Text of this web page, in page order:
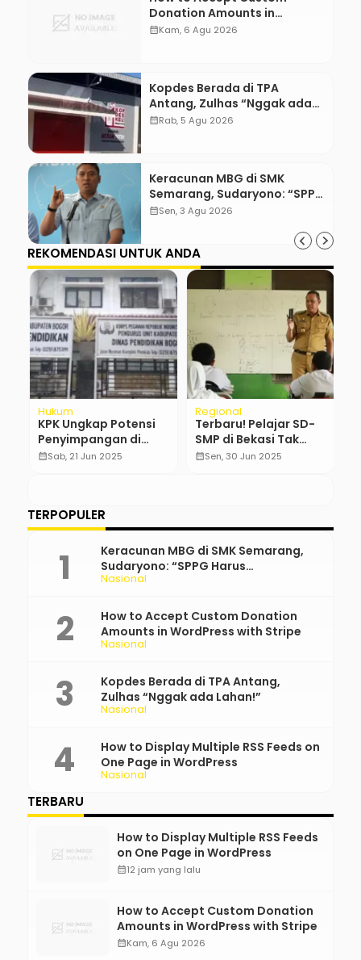
Donation Amounts in
WordPress with Stripe
calendar_monthKam, 6 Agu 2026
Kopdes Berada di TPA
Antang, Zulhas “Nggak ada
Lahan!”
calendar_monthRab, 5 Agu 2026
Keracunan MBG di SMK
Semarang, Sudaryono: “SPPG
Harus Bertanggung Jawab!”
calendar_monthSen, 3 Agu 2026
REKOMENDASI UNTUK ANDA
Hukum
KPK Ungkap Potensi
Penyimpangan di
Dinas Pendidikan
calendar_monthSab, 21 Jun 2025
Regional
Terbaru! Pelajar SD-
SMP di Bekasi Tak
Boleh Bawa HP ke
calendar_monthSen, 30 Jun 2025
TERPOPULER
Nasional
Keracunan MBG di SMK Semarang,
Sudaryono: “SPPG Harus
Bertanggung Jawab!”
Nasional
How to Accept Custom Donation
Amounts in WordPress with Stripe
Nasional
Kopdes Berada di TPA Antang,
Zulhas “Nggak ada Lahan!”
Nasional
How to Display Multiple RSS Feeds on
One Page in WordPress
TERBARU
How to Display Multiple RSS Feeds
on One Page in WordPress
calendar_month12 jam yang lalu
How to Accept Custom Donation
Amounts in WordPress with Stripe
calendar_monthKam, 6 Agu 2026